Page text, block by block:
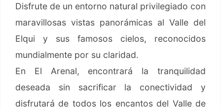
Disfrute de un entorno natural privilegiado con
maravillosas vistas panorámicas al Valle del
Elqui y sus famosos cielos, reconocidos
mundialmente por su claridad.
En El Arenal, encontrará la tranquilidad
deseada sin sacrificar la conectividad y
disfrutará de todos los encantos del Valle de